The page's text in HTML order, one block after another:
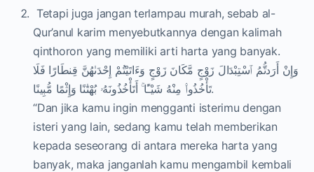
Tetapi juga jangan terlampau murah, sebab al-
Qur’anul karim menyebutkannya dengan kalimah
qinthoron yang memiliki arti harta yang banyak.
وَإِنْ أَرَدتُّمُ ٱسْتِبْدَالَ زَوْجٍ مَّكَانَ زَوْجٍ وَءَاتَيْتُمْ إِحْدَىٰهُنَّ قِنطَارًا فَلَا
تَأْخُذُوا۟ مِنْهُ شَيْـًٔا ۚ أَتَأْخُذُونَهُۥ بُهْتَٰنًا وَإِثْمًا مُّبِينًا.
“Dan jika kamu ingin mengganti isterimu dengan
isteri yang lain, sedang kamu telah memberikan
kepada seseorang di antara mereka harta yang
banyak, maka janganlah kamu mengambil kembali